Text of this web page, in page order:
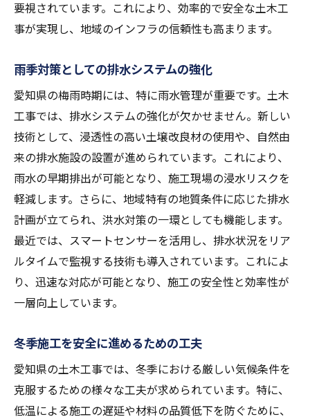
要視されています。これにより、効率的で安全な土木工
事が実現し、地域のインフラの信頼性も高まります。
雨季対策としての排水システムの強化
愛知県の梅雨時期には、特に雨水管理が重要です。土木
工事では、排水システムの強化が欠かせません。新しい
技術として、浸透性の高い土壌改良材の使用や、自然由
来の排水施設の設置が進められています。これにより、
雨水の早期排出が可能となり、施工現場の浸水リスクを
軽減します。さらに、地域特有の地質条件に応じた排水
計画が立てられ、洪水対策の一環としても機能します。
最近では、スマートセンサーを活用し、排水状況をリア
ルタイムで監視する技術も導入されています。これによ
り、迅速な対応が可能となり、施工の安全性と効率性が
一層向上しています。
冬季施工を安全に進めるための工夫
愛知県の土木工事では、冬季における厳しい気候条件を
克服するための様々な工夫が求められています。特に、
低温による施工の遅延や材料の品質低下を防ぐために、